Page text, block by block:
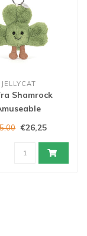
JELLYCAT
Shamrock
€26,25